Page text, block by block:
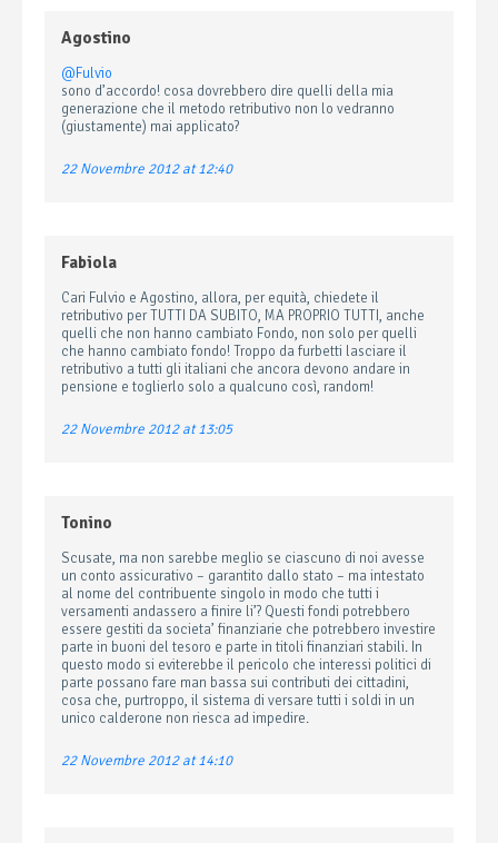
Agostino
@Fulvio
sono d’accordo! cosa dovrebbero dire quelli della mia
generazione che il metodo retributivo non lo vedranno
(giustamente) mai applicato?
22 Novembre 2012 at 12:40
Fabiola
Cari Fulvio e Agostino, allora, per equità, chiedete il
retributivo per TUTTI DA SUBITO, MA PROPRIO TUTTI, anche
quelli che non hanno cambiato Fondo, non solo per quelli
che hanno cambiato fondo! Troppo da furbetti lasciare il
retributivo a tutti gli italiani che ancora devono andare in
pensione e toglierlo solo a qualcuno così, random!
22 Novembre 2012 at 13:05
Tonino
Scusate, ma non sarebbe meglio se ciascuno di noi avesse
un conto assicurativo – garantito dallo stato – ma intestato
al nome del contribuente singolo in modo che tutti i
versamenti andassero a finire li’? Questi fondi potrebbero
essere gestiti da societa’ finanziarie che potrebbero investire
parte in buoni del tesoro e parte in titoli finanziari stabili. In
questo modo si eviterebbe il pericolo che interessi politici di
parte possano fare man bassa sui contributi dei cittadini,
cosa che, purtroppo, il sistema di versare tutti i soldi in un
unico calderone non riesca ad impedire.
22 Novembre 2012 at 14:10